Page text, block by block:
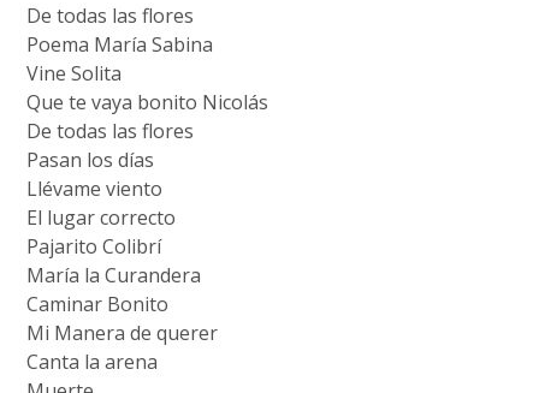
De todas las flores
Poema María Sabina
Vine Solita
Que te vaya bonito Nicolás
De todas las flores
Pasan los días
Llévame viento
El lugar correcto
Pajarito Colibrí
María la Curandera
Caminar Bonito
Mi Manera de querer
Canta la arena